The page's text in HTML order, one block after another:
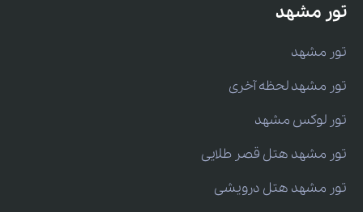
تور مشهد
تور مشهد
تور مشهد لحظه آخری
تور لوکس مشهد
تور مشهد هتل قصر طلایی
تور مشهد هتل درویشی